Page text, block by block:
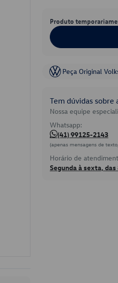
Produto
Peça Original
Tem dúvidas
Nossa equipe
Whatsapp:
(41) 99125-2143
(apenas mensagens de
Horário de
Segunda à sexta, das